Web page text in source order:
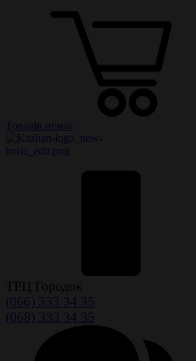
Товарів немає
ТРЦ Городок
(066) 333 34 35
(068) 333 34 35